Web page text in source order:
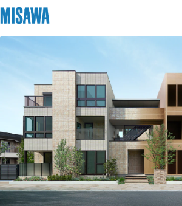
住まい
建てる [注文住宅]
商品ラインアップ
デザイン
テクノロジー（住まいの性能）
土地活用
個人のお客さま
賃貸住宅
賃貸併用住宅
リフォーム
戸建て・マンション
まちづくり